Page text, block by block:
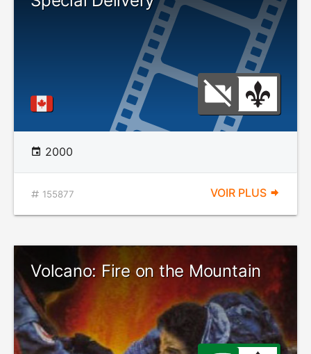
2000
155877 VOIR PLUS
Volcano: Fire on the Mountain